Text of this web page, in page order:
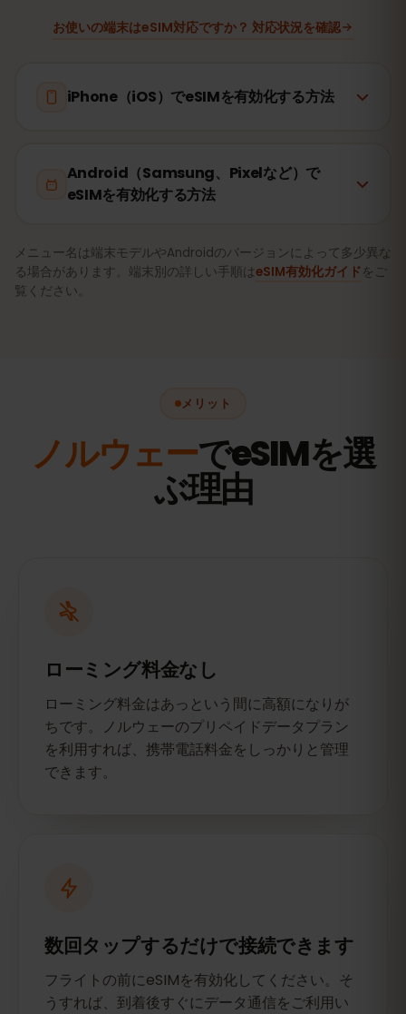
お使いの端末はeSIM対応ですか？ 対応状況を確認
iPhone（iOS）でeSIMを有効化する方法
Android（Samsung、Pixelなど）で
eSIMを有効化する方法
メニュー名は端末モデルやAndroidのバージョンによって多少異な
る場合があります。端末別の詳しい手順はeSIM有効化ガイドをご
覧ください。
メリット
ノルウェーでeSIMを選
ぶ理由
ローミング料金なし
ローミング料金はあっという間に高額になりが
ちです。ノルウェーのプリペイドデータプラン
を利用すれば、携帯電話料金をしっかりと管理
できます。
数回タップするだけで接続できます
フライトの前にeSIMを有効化してください。そ
うすれば、到着後すぐにデータ通信をご利用い